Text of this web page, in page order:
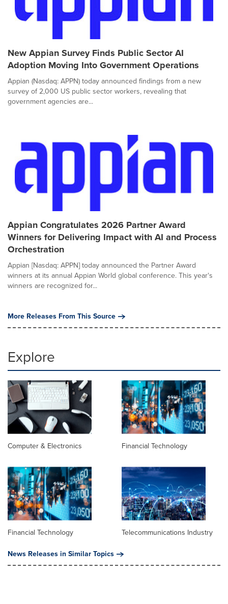
New Appian Survey Finds Public Sector AI
Adoption Moving Into Government Operations
Appian (Nasdaq: APPN) today announced findings from a new
survey of 2,000 US public sector workers, revealing that
government agencies are...
Appian Congratulates 2026 Partner Award
Winners for Delivering Impact with AI and Process
Orchestration
Appian [Nasdaq: APPN] today announced the Partner Award
winners at its annual Appian World global conference. This year's
winners are recognized for...
More Releases From This Source
Explore
Computer & Electronics Financial Technology
Financial Technology
Telecommunications Industry
News Releases in Similar Topics